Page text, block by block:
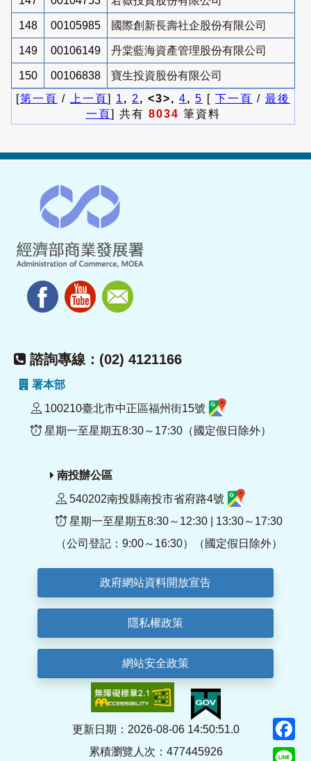
148 00105985 國際創新長壽社企股份有限公司
149 00106149 丹棠藍海資產管理股份有限公司
150 00106838
寶生投資股份有限公司
[第一頁 / 上一頁] 1 , 2 , <3>, 4, 5 [ 下一頁 / 最後
一頁] 共有 8034 筆資料
諮詢專線：(02) 4121166
署本部
100210臺北市中正區福州街15號
星期一至星期五8:30～17:30（國定假日除外）
南投辦公區
540202南投縣南投市省府路4號
星期一至星期五8:30～12:30 | 13:30～17:30
（公司登記：9:00～16:30）（國定假日除外）
政府網站資料開放宣告
隱私權政策
網站安全政策
更新日期：2026-08-06 14:50:51.0
累積瀏覽人次：477445926